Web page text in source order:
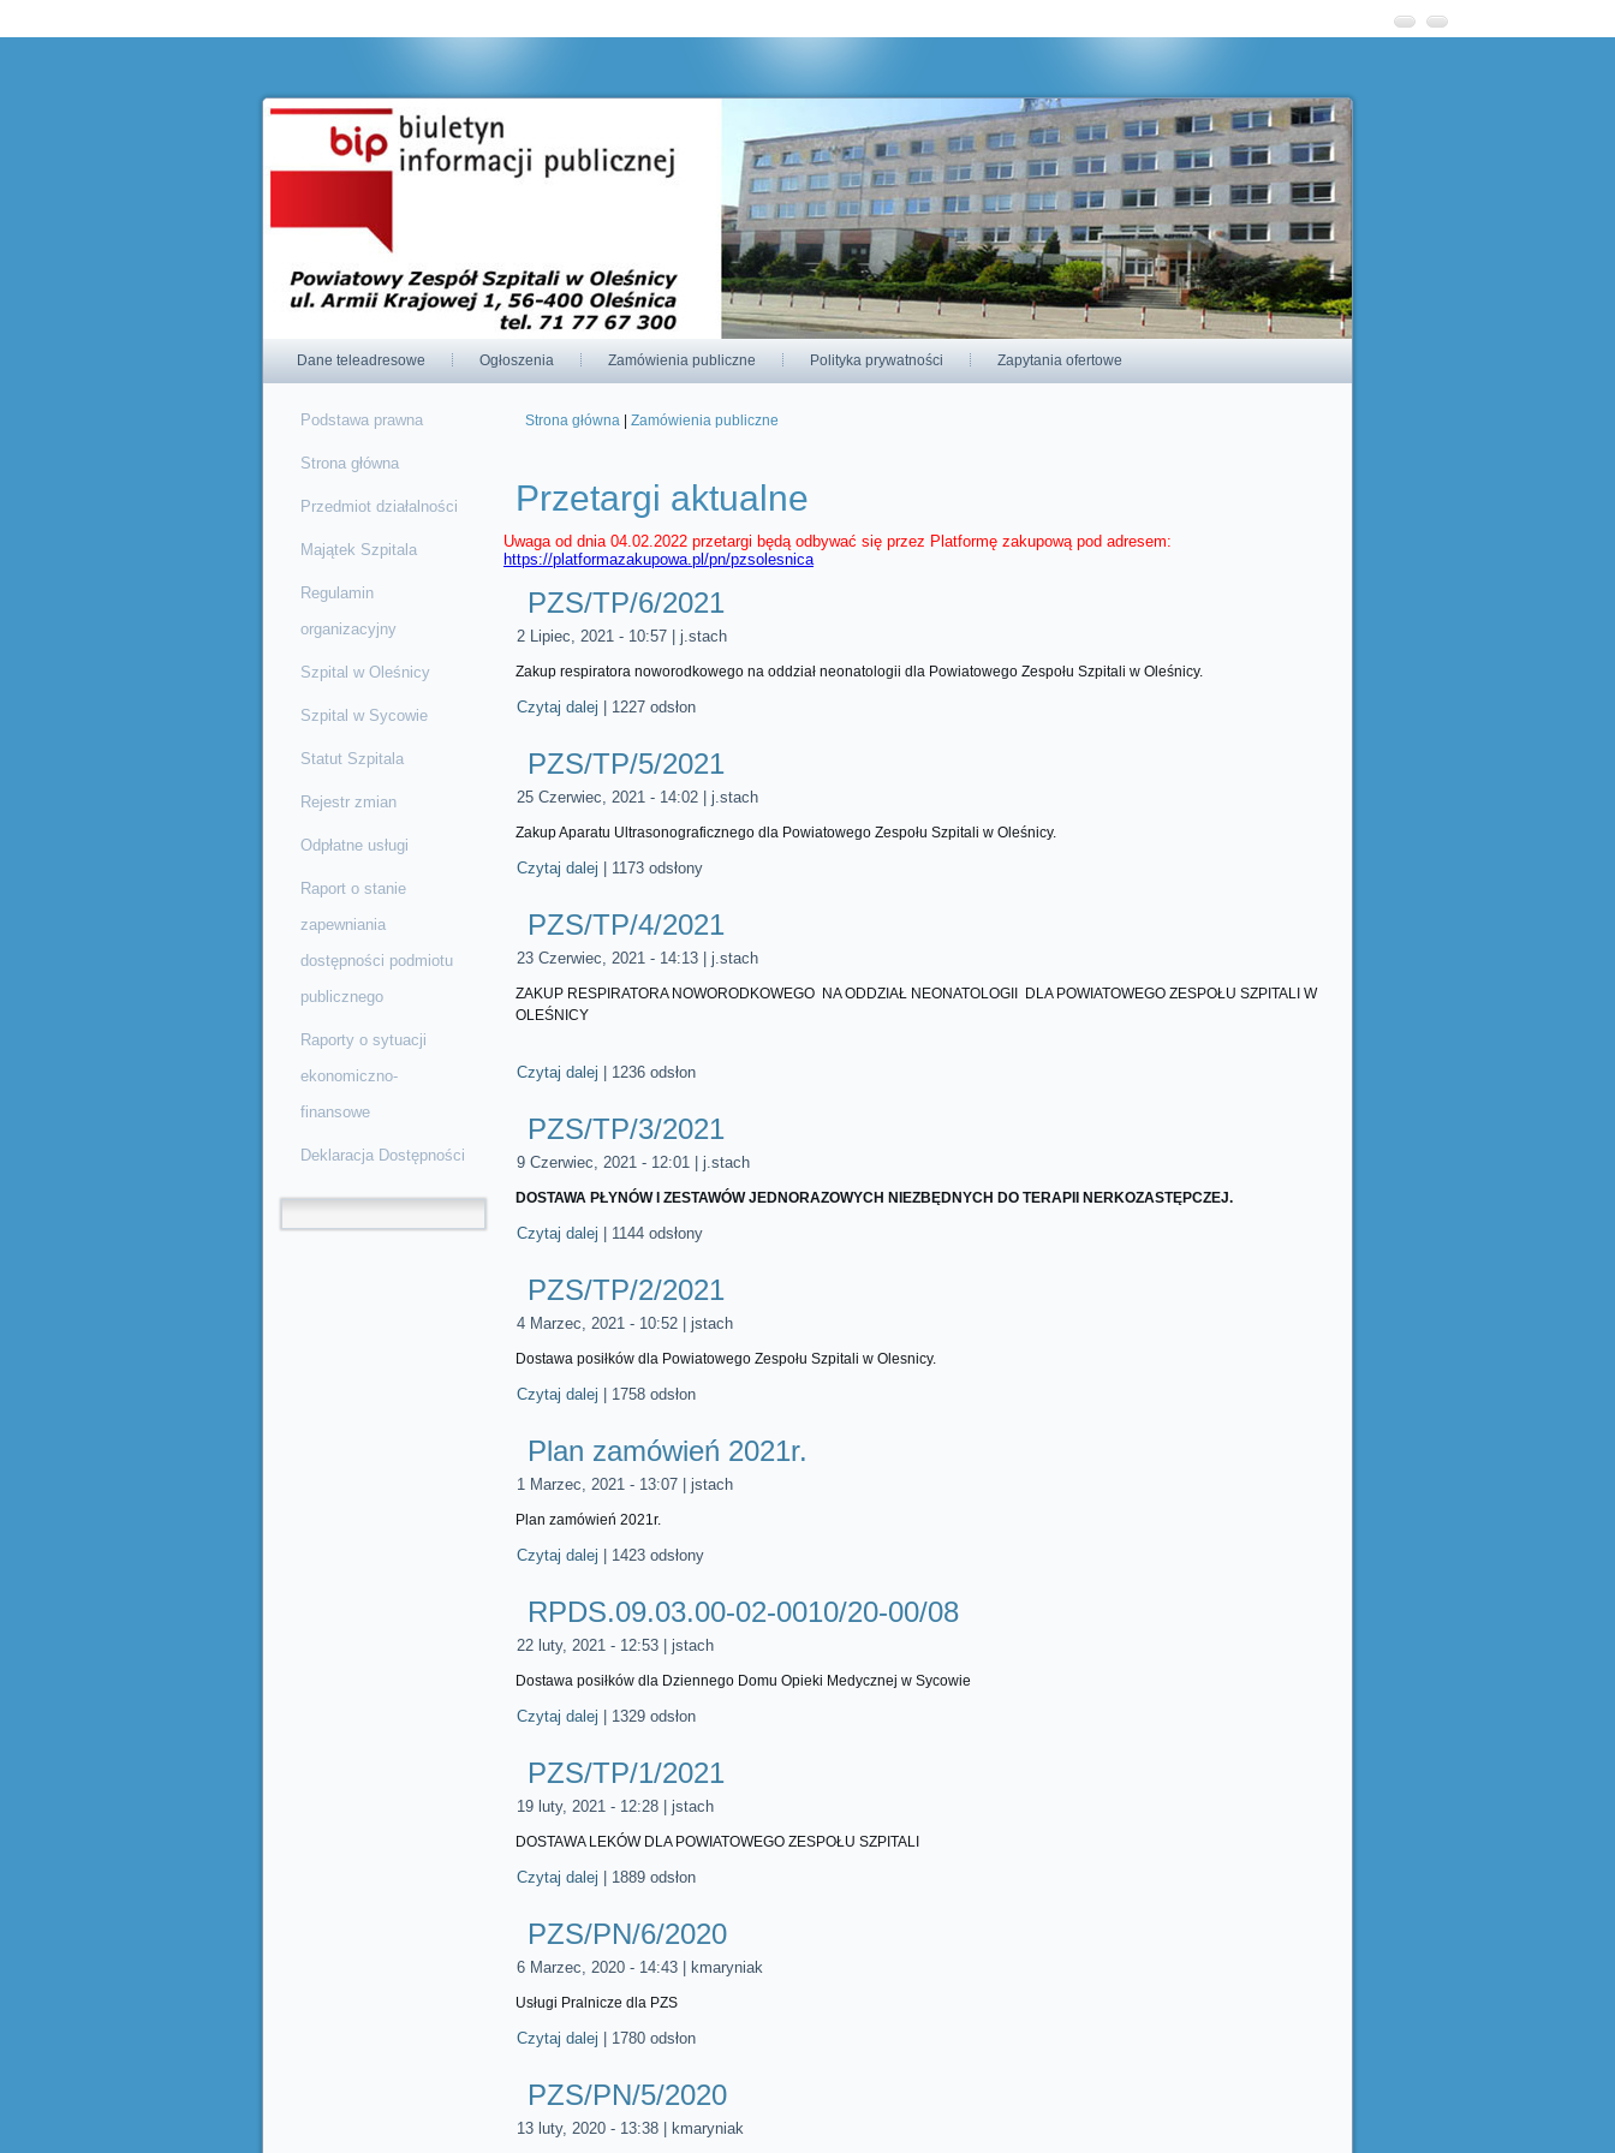
Dane teleadresowe Ogłoszenia Zamówienia publiczne Polityka prywatności Zapytania ofertowe
Podstawa prawna
Strona główna
Przedmiot działalności
Majątek Szpitala
Regulamin
organizacyjny
Szpital w Oleśnicy
Szpital w Sycowie
Statut Szpitala
Rejestr zmian
Odpłatne usługi
Raport o stanie
zapewniania
dostępności podmiotu
publicznego
Raporty o sytuacji
ekonomiczno-
finansowe
Deklaracja Dostępności
Formularz wyszukiwania
Jesteś tutaj
Strona główna |Zamówienia publiczne
Przetargi aktualne
Uwaga od dnia 04.02.2022 przetargi będą odbywać się przez Platformę zakupową pod adresem:
https://platformazakupowa.pl/pn/pzsolesnica
PZS/TP/6/2021
2 Lipiec, 2021 - 10:57 j.stach
Zakup respiratora noworodkowego na oddział neonatologii dla Powiatowego Zespołu Szpitali w Oleśnicy.
Czytaj dalej wpis PZS/TP/6/2021
1227 odsłon
PZS/TP/5/2021
25 Czerwiec, 2021 - 14:02 j.stach
Zakup Aparatu Ultrasonograficznego dla Powiatowego Zespołu Szpitali w Oleśnicy.
Czytaj dalej wpis PZS/TP/5/2021
1173 odsłony
PZS/TP/4/2021
23 Czerwiec, 2021 - 14:13 j.stach
ZAKUP RESPIRATORA NOWORODKOWEGO NA ODDZIAŁ NEONATOLOGII DLA POWIATOWEGO ZESPOŁU SZPITALI W
OLEŚNICY
Czytaj dalej wpis PZS/TP/4/2021
1236 odsłon
PZS/TP/3/2021
9 Czerwiec, 2021 - 12:01 j.stach
DOSTAWA PŁYNÓW I ZESTAWÓW JEDNORAZOWYCH NIEZBĘDNYCH DO TERAPII NERKOZASTĘPCZEJ.
Czytaj dalej wpis PZS/TP/3/2021
1144 odsłony
PZS/TP/2/2021
4 Marzec, 2021 - 10:52 jstach
Dostawa posiłków dla Powiatowego Zespołu Szpitali w Olesnicy.
Czytaj dalej wpis PZS/TP/2/2021
1758 odsłon
Plan zamówień 2021r.
1 Marzec, 2021 - 13:07 jstach
Plan zamówień 2021r.
Czytaj dalej wpis Plan zamówień 2021r.
1423 odsłony
RPDS.09.03.00-02-0010/20-00/08
22 luty, 2021 - 12:53 jstach
Dostawa posiłków dla Dziennego Domu Opieki Medycznej w Sycowie
Czytaj dalej wpis RPDS.09.03.00-02-0010/20-00/08
1329 odsłon
PZS/TP/1/2021
19 luty, 2021 - 12:28 jstach
DOSTAWA LEKÓW DLA POWIATOWEGO ZESPOŁU SZPITALI
Czytaj dalej wpis PZS/TP/1/2021
1889 odsłon
PZS/PN/6/2020
6 Marzec, 2020 - 14:43 kmaryniak
Usługi Pralnicze dla PZS
Czytaj dalej wpis PZS/PN/6/2020
1780 odsłon
PZS/PN/5/2020
13 luty, 2020 - 13:38 kmaryniak